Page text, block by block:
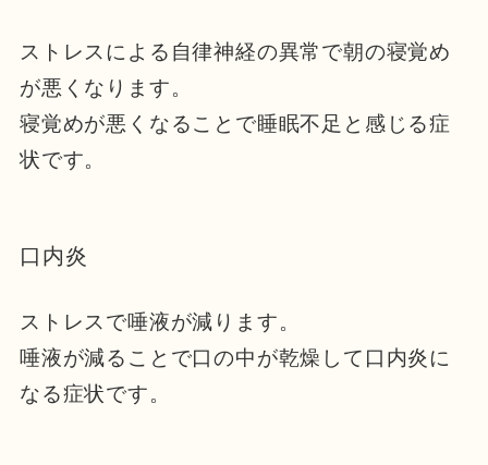
ストレスによる自律神経の異常で朝の寝覚め
が悪くなります。
寝覚めが悪くなることで睡眠不足と感じる症
状です。
口内炎
ストレスで唾液が減ります。
唾液が減ることで口の中が乾燥して口内炎に
なる症状です。